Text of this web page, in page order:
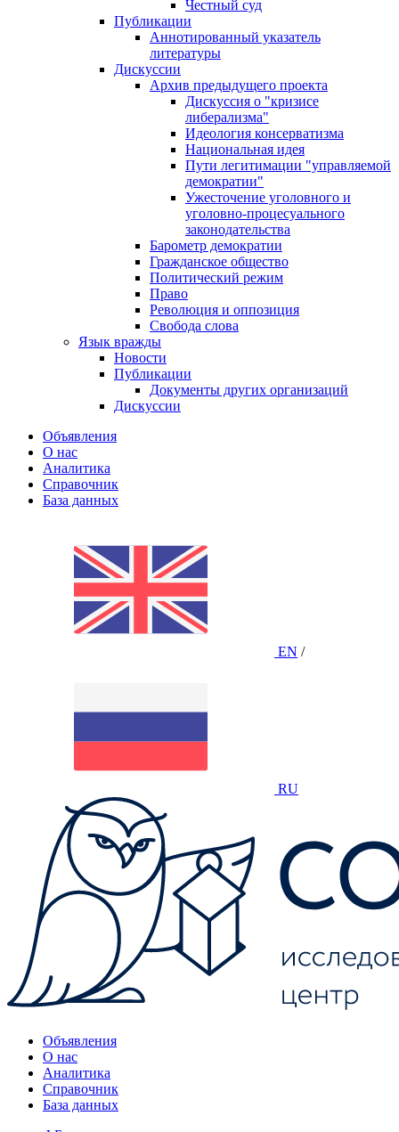
Честный суд
Публикации
Аннотированный указатель
литературы
Дискуссии
Архив предыдущего проекта
Дискуссия о "кризисе
либерализма"
Идеология консерватизма
Национальная идея
Пути легитимации "управляемой
демократии"
Ужесточение уголовного и
уголовно-процесуального
законодательства
Барометр демократии
Гражданское общество
Политический режим
Право
Революция и оппозиция
Свобода слова
Язык вражды
Новости
Публикации
Документы других организаций
Дискуссии
Объявления
О нас
Аналитика
Справочник
База данных
EN /
RU
Объявления
О нас
Аналитика
Справочник
База данных